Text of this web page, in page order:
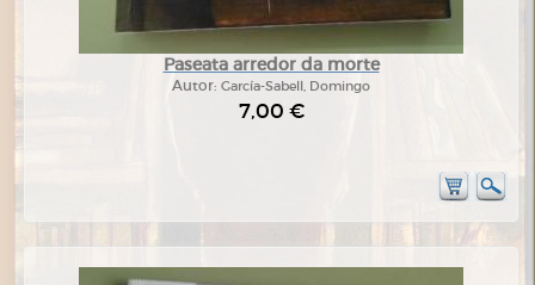
Paseata arredor da morte
Autor: García-Sabell, Domingo
7,00 €